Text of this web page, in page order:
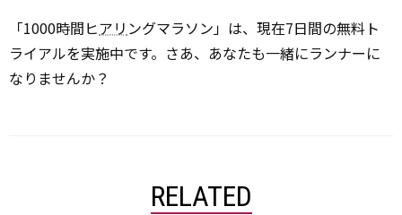
「1000時間ヒアリ ングマラソン」は、現在7日間の無料ト
ライアルを実施中です。さあ、あなたも一緒にランナーに
なりませんか？
RELATED